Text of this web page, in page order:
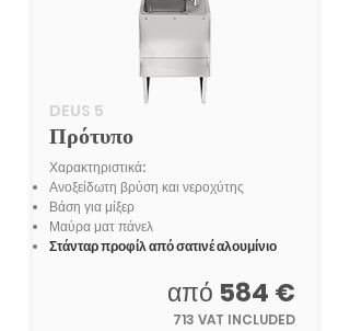
DEUS 5
Πρότυπο
Χαρακτηριστικά:
Ανοξείδωτη βρύση και νεροχύτης
Βάση για μίξερ
Μαύρα ματ πάνελ
Στάνταρ προφίλ από σατινέ αλουμίνιο
από 584 €
713 VAT INCLUDED